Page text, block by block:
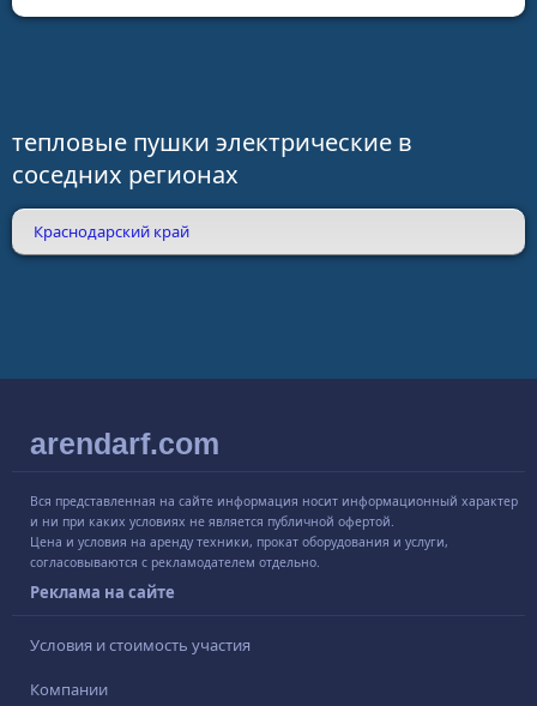
тепловые пушки электрические в
соседних регионах
Краснодарский край
arendarf.com
Вся представленная на сайте информация носит информационный характер
и ни при каких условиях не является публичной офертой.
Цена и условия на аренду техники, прокат оборудования и услуги,
согласовываются с рекламодателем отдельно.
Реклама на сайте
Условия и стоимость участия
Компании